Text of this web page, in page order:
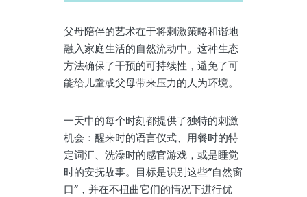
父母陪伴的艺术在于将刺激策略和谐地
融入家庭生活的自然流动中。这种生态
方法确保了干预的可持续性，避免了可
能给儿童或父母带来压力的人为环境。
一天中的每个时刻都提供了独特的刺激
机会：醒来时的语言仪式、用餐时的特
定词汇、洗澡时的感官游戏，或是睡觉
时的安抚故事。目标是识别这些“自然窗
口”，并在不扭曲它们的情况下进行优